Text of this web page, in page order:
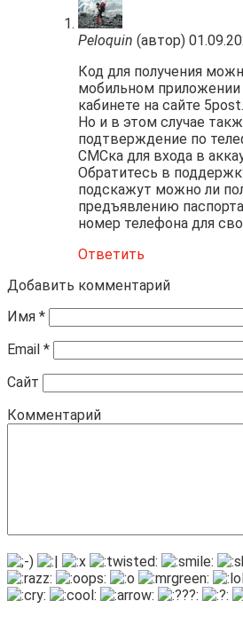
Peloquin (автор)
Код для получения
мобильном приложении
кабинете на сайте 5post.
Но и в этом случае
подтверждение по
СМСка для входа в
Обратитесь в
подскажут можно ли
предъявлению
номер телефона для
Ответить
Добавить комментарий
Имя *
Email *
Сайт
Комментарий